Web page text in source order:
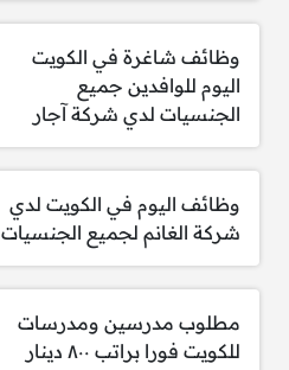
وظائف شاغرة في الكويت
اليوم للوافدين جميع
الجنسيات لدي شركة آجار
وظائف اليوم في الكويت لدي
شركة الغانم لجميع الجنسيات
مطلوب مدرسين ومدرسات
للكويت فورا براتب ٨٠٠ دينار